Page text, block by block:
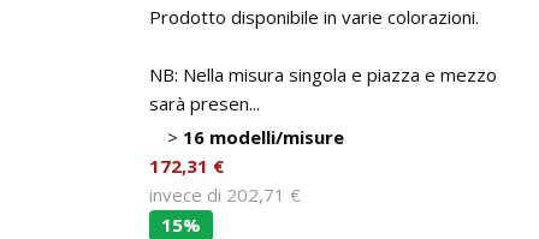
Prodotto disponibile in varie colorazioni.
NB: Nella misura singola e piazza e mezzo
sarà presen...
> 16 modelli/misure
172,31 €
invece di 202,71 €
15%